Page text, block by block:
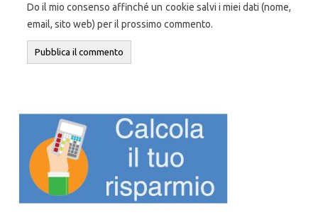
Do il mio consenso affinché un cookie salvi i miei dati (nome,
email, sito web) per il prossimo commento.